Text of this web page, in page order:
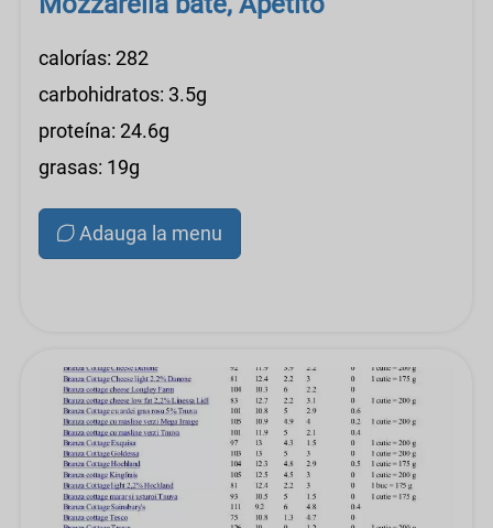
calorías: 282
carbohidratos: 3.5g
proteína: 24.6g
grasas: 19g
Adauga la menu